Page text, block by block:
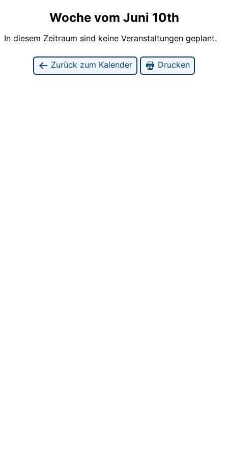
Woche vom Juni 10th
In diesem Zeitraum sind keine Veranstaltungen geplant.
Zurück zum Kalender Drucken